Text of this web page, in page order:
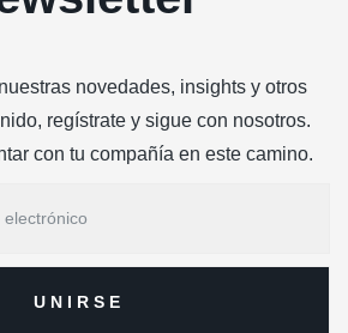
novedades, insights y otros
regístrate y sigue con nosotros.
con tu compañía en este camino.